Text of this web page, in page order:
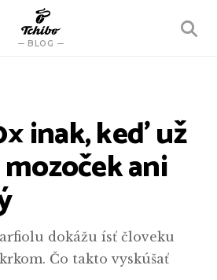
BLOG
VYHĽADÁVANIE
inak, keď už
ani
dokážu ísť človeku
Čo takto vyskúšať